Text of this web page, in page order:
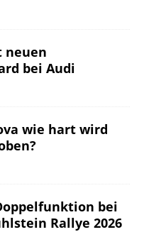
neuen
bei Audi
wie hart wird
bei
Rallye 2026